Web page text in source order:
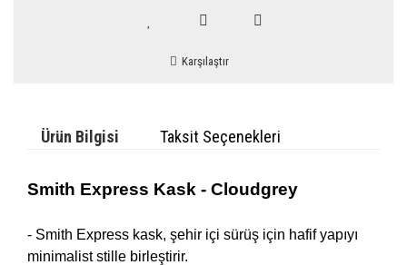
Karşılaştır
Ürün Bilgisi Taksit Seçenekleri
Smith Express Kask - Cloudgrey
- Smith Express kask, şehir içi sürüş için hafif yapıyı
minimalist stille birleştirir.